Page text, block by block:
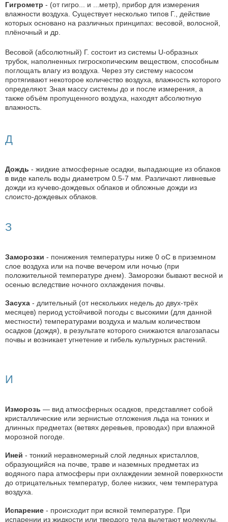
Гигрометр - (от гигро... и ...метр), прибор для измерения
влажности воздуха. Существует несколько типов Г., действие
которых основано на различных принципах: весовой, волосной,
плёночный и др.
Весовой (абсолютный) Г. состоит из системы U-образных
трубок, наполненных гигроскопическим веществом, способным
поглощать влагу из воздуха. Через эту систему насосом
протягивают некоторое количество воздуха, влажность которого
определяют. Зная массу системы до и после измерения, а
также объём пропущенного воздуха, находят абсолютную
влажность.
Д
Дождь - жидкие атмосферные осадки, выпадающие из облаков
в виде капель воды диаметром 0.5-7 мм. Различают ливневые
дожди из кучево-дождевых облаков и обложные дожди из
слоисто-дождевых облаков.
З
Заморозки - понижения температуры ниже 0 оС в приземном
слое воздуха или на почве вечером или ночью (при
положительной температуре днем). Заморозки бывают весной и
осенью вследствие ночного охлаждения почвы.
Засуха - длительный (от нескольких недель до двух-трёх
месяцев) период устойчивой погоды с высокими (для данной
местности) температурами воздуха и малым количеством
осадков (дождя), в результате которого снижаются влагозапасы
почвы и возникает угнетение и гибель культурных растений.
И
Изморозь — вид атмосферных осадков, представляет собой
кристаллические или зернистые отложения льда на тонких и
длинных предметах (ветвях деревьев, проводах) при влажной
морозной погоде.
Иней - тонкий неравномерный слой ледяных кристаллов,
образующийся на почве, траве и наземных предметах из
водяного пара атмосферы при охлаждении земной поверхности
до отрицательных температур, более низких, чем температура
воздуха.
Испарение - происходит при всякой температуре. При
испарении из жидкости или твердого тела вылетают молекулы,